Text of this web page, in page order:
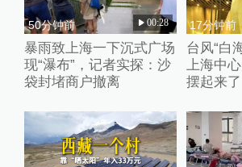
50分钟前 00:28
暴雨致上海一下沉式广场
现“瀑布”，记者实探：沙
袋封堵商户撤离
17分钟前
台风“白
上海中
摆起来了